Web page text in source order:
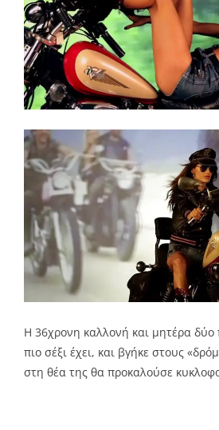
Η 36χρονη καλλονή και μητέρα δύο
πιο σέξι έχει, και βγήκε στους
στη θέα της θα προκαλούσε